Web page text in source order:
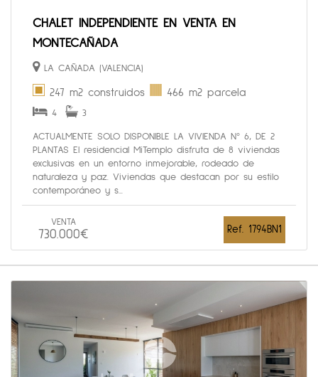
CHALET INDEPENDIENTE EN VENTA EN
MONTECAÑADA
LA CAÑADA (VALENCIA)
247 m2 construidos 466 m2 parcela
4 3
ACTUALMENTE SOLO DISPONIBLE LA VIVIENDA Nº 6, DE 2
PLANTAS El residencial MiTemplo disfruta de 8 viviendas
exclusivas en un entorno inmejorable, rodeado de
naturaleza y paz. Viviendas que destacan por su estilo
contemporáneo y s...
VENTA
730.000€ Ref. 1794BN1